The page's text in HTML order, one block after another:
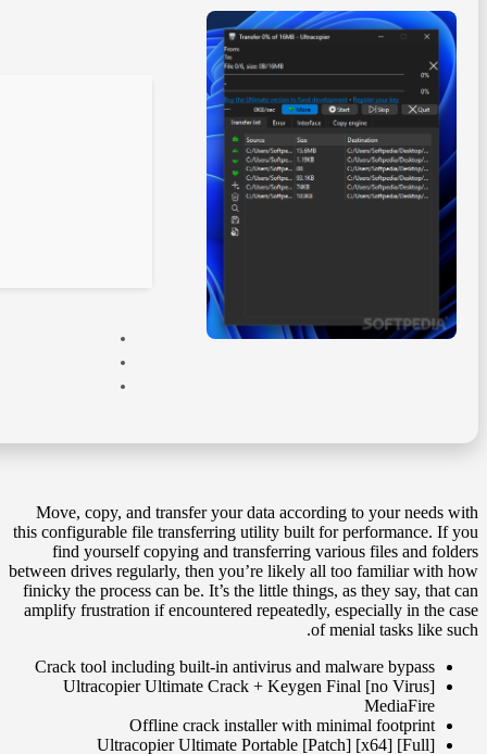
Move, copy, and transfer your data according to your needs with
this configurable file transferring utility built for performance. If you
find yourself copying and transferring various files and folders
between drives regularly, then you’re likely all too familiar with how
finicky the process can be. It’s the little things, as they say, that can
amplify frustration if encountered repeatedly, especially in the case
of menial tasks like such.
Crack tool including built-in antivirus and malware bypass
Ultracopier Ultimate Crack + Keygen Final [no Virus]
MediaFire
Offline crack installer with minimal footprint
Ultracopier Ultimate Portable [Patch] [x64] [Full]